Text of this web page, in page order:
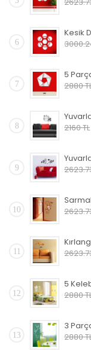
6
7
2880
8
2160 TL
9
10
11
12
2880
13
2880